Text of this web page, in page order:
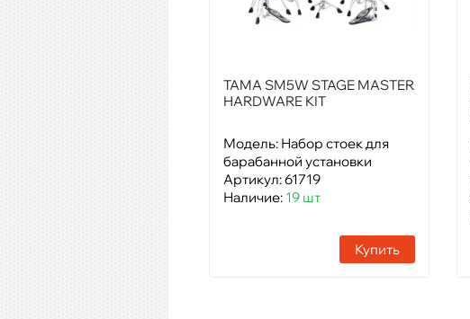
TAMA SM5W STAGE MASTER
HARDWARE KIT
Модель: Набор стоек для
барабанной установки
Артикул: 61719
Наличие: 19 шт
Купить